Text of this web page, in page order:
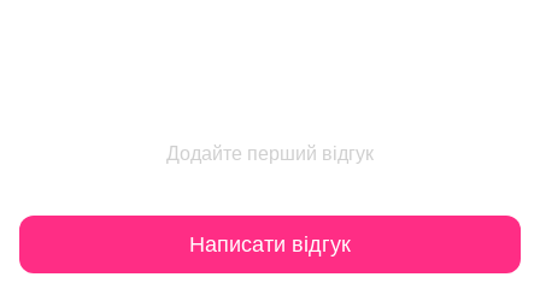
Додайте перший відгук
Написати відгук